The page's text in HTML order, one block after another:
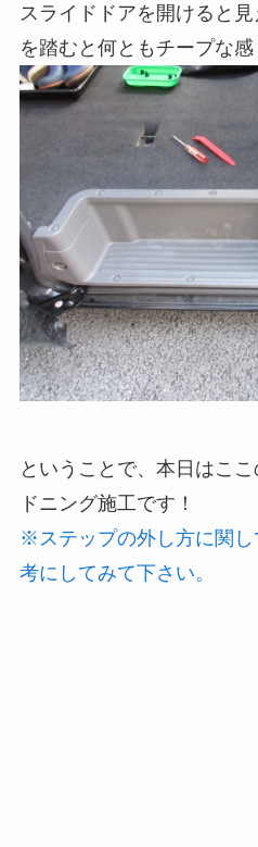
スライドドアを開けると
を踏むと何ともチープな感
ということで、本日はこ
ドニング施工です！
※ステップの外し方に関
考にしてみて下さい。